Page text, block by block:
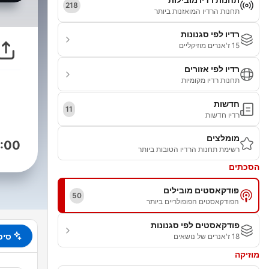
תחנות הרדיו המואזנות ביותר
218
רדיו לפי סגנונות
15 ז'אנרים מוזיקליים
רדיו לפי אזורים
תחנות רדיו מקומיות
חדשות
רדיו חדשות
11
מומלצים
רשימת תחנות הרדיו הטובות ביותר
הסכתים
פודקאסטים מובילים
הפודקאסטים הפופולריים ביותר
50
פודקאסטים לפי סגנונות
18 ז'אנרים של נושאים
מוזיקה